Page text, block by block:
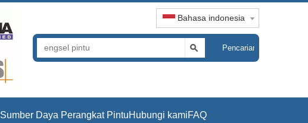
Bahasa indonesia
Pencarian
Sumber Daya Perangkat PintuHubungi kamiFAQ